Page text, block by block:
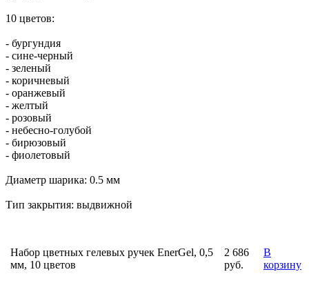
10 цветов:
- бургундия
- сине-черный
- зеленый
- коричневый
- оранжевый
- желтый
- розовый
- небесно-голубой
- бирюзовый
- фиолетовый
Диаметр шарика: 0.5 мм
Тип закрытия: выдвижной
Набор цветных гелевых ручек EnerGel, 0,5
мм, 10 цветов
2 686
руб.
В
корзину